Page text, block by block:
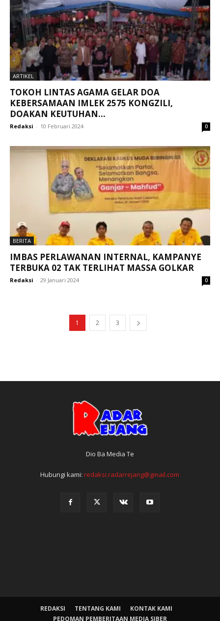
ARTIKEL
TOKOH LINTAS AGAMA GELAR DOA
KEBERSAMAAN IMLEK 2575 KONGZILI,
DOAKAN KEUTUHAN...
Redaksi - 10 Februari 2024 0
BERITA
IMBAS PERLAWANAN INTERNAL, KAMPANYE
TERBUKA 02 TAK TERLIHAT MASSA GOLKAR
Redaksi - 29 Januari 2024 0
1 2 3
Dio Ba Media Te
Hubungi kami:redaksi.radarrejang@gmail.com
REDAKSI TENTANG KAMI
KONTAK KAMI
PEDOMAN PEMBERITAAN MEDIA SIBER